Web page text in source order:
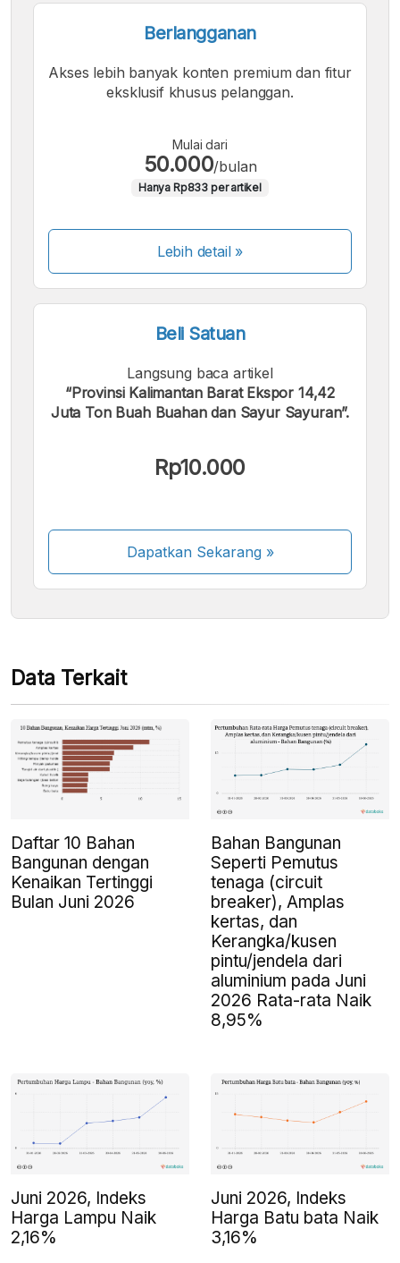
Berlangganan
Akses lebih banyak konten premium dan fitur
eksklusif khusus pelanggan.
Mulai dari
50.000/bulan
Hanya Rp833 per artikel
Lebih detail »
Beli Satuan
Langsung baca artikel
“Provinsi Kalimantan Barat Ekspor 14,42
Juta Ton Buah Buahan dan Sayur Sayuran”.
Rp10.000
Dapatkan Sekarang»
Kami menerima pembayaran berikut:
Beberapa metode pembayaran masih dalam
proses aktivasi.
Data Terkait
Daftar 10 Bahan
Bangunan dengan
Kenaikan Tertinggi
Bulan Juni 2026
Bahan Bangunan
Seperti Pemutus
tenaga (circuit
breaker), Amplas
kertas, dan
Kerangka/kusen
pintu/jendela dari
aluminium pada Juni
2026 Rata-rata Naik
8,95%
Juni 2026, Indeks
Harga Lampu Naik
2,16%
Juni 2026, Indeks
Harga Batu bata Naik
3,16%